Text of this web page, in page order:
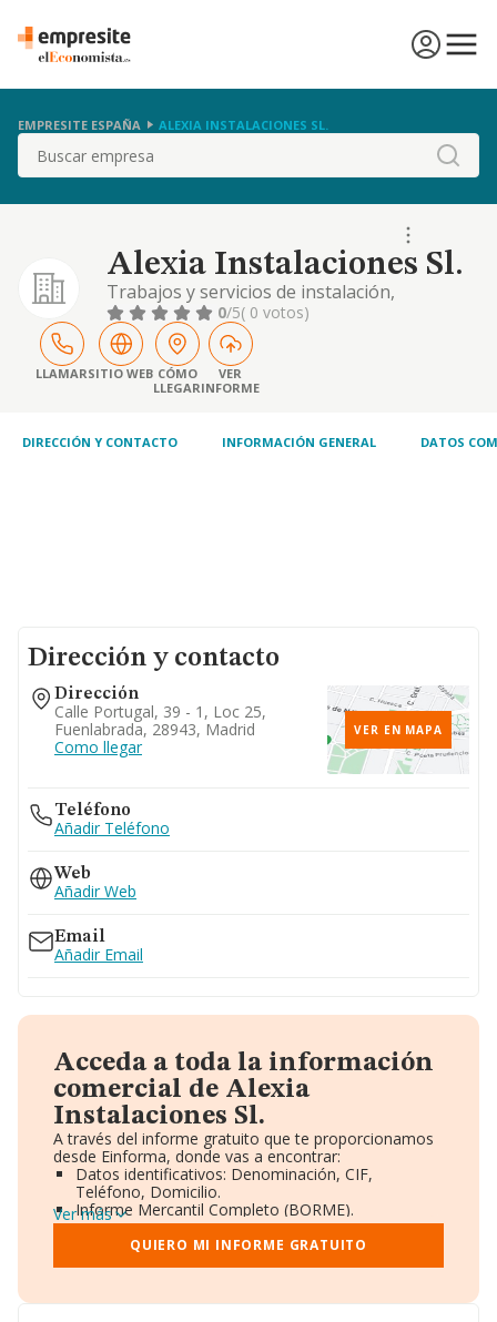
EMPRESITE ESPAÑA ALEXIA INSTALACIONES SL.
Buscar
Alexia Instalaciones Sl.
Trabajos y servicios de instalación,
mantenimiento, montaje y supervisión de
instalaciones eléctricas de alta, baja y media
tensión. instalaciones destinadas a la
captación y distribución de señales de
radiodifusión sonora y televisión,
disponible al público..
0/5( 0 votos)
LLAMARSITIO WEB CÓMO
LLEGAR
VER
INFORME
DIRECCIÓN Y CONTACTO INFORMACIÓN GENERAL DATOS
Dirección y contacto
Dirección
Calle Portugal, 39 - 1, Loc 25,
Fuenlabrada, 28943, Madrid
Como llegar
VER EN MAPA
Teléfono
Añadir Teléfono
Web
Añadir Web
Email
Añadir Email
Acceda a toda la información
comercial de Alexia
Instalaciones Sl.
A través del informe gratuito que te proporcionamos
desde Einforma, donde vas a encontrar:
Datos identificativos: Denominación, CIF,
Teléfono, Domicilio.
Informe Mercantil Completo (BORME).
Gráficos de Evolución Ventas y Empleados.
Consejo de Administración y Administradores.
Directivos y Ejecutivos.
Ver más
QUIERO MI INFORME GRATUITO